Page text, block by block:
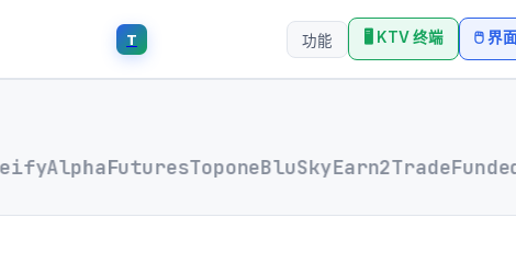
T 功能 🖥 KTV 终端 🖱 界
AlphaFuturesToponeBluSkyEarn2Trade